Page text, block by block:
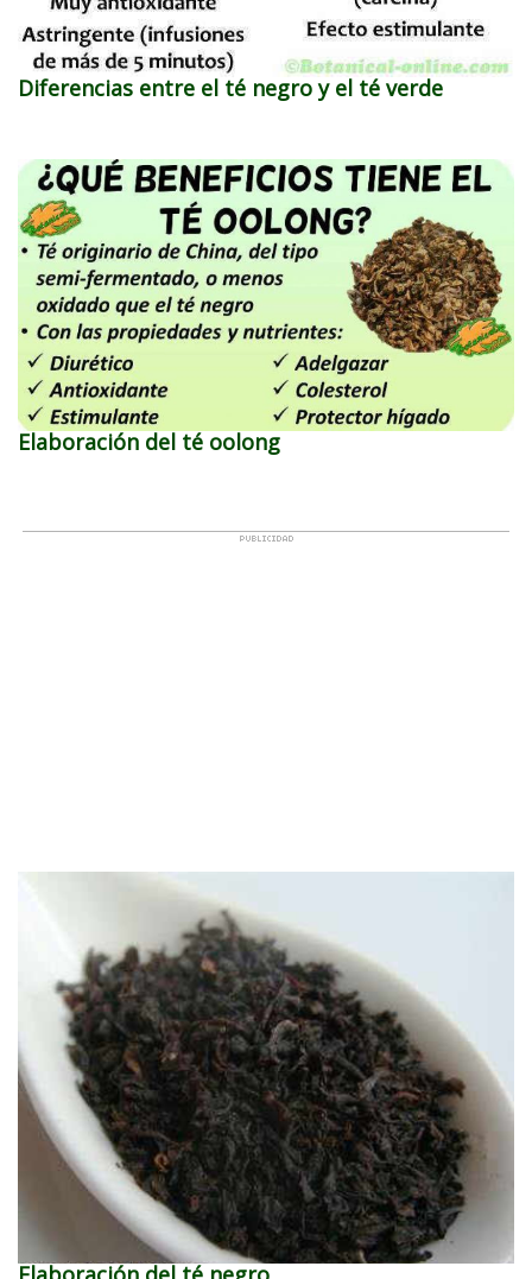
Diferencias entre el té negro y el té verde
Elaboración del té oolong